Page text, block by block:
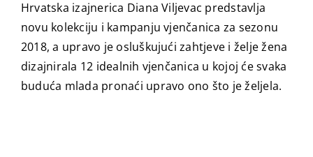
Hrvatska izajnerica Diana Viljevac predstavlja
novu kolekciju i kampanju vjenčanica za sezonu
2018, a upravo je osluškujući zahtjeve i želje žena
dizajnirala 12 idealnih vjenčanica u kojoj će svaka
buduća mlada pronaći upravo ono što je željela.